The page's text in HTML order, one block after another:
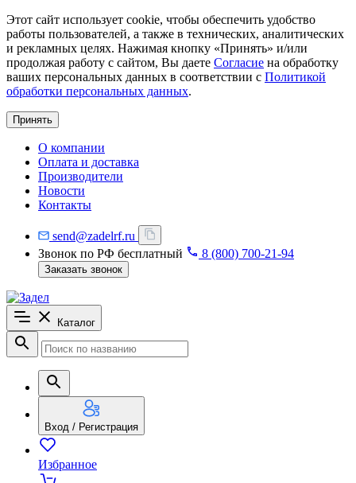
Этот сайт использует cookie, чтобы обеспечить удобство
работы пользователей, а также в технических, аналитических
и рекламных целях. Нажимая кнопку «Принять» и/или
продолжая работу с сайтом, Вы даете Согласие на обработку
ваших персональных данных в соответствии с Политикой
обработки персональных данных.
Принять
О компании
Оплата и доставка
Производители
Новости
Контакты
send@zadelrf.ru
Звонок по РФ бесплатный
8 (800) 700-21-94
Заказать звонок
Каталог
Вход / Регистрация
Избранное